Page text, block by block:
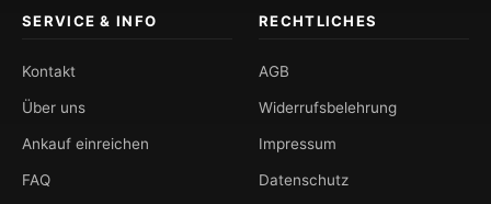
SERVICE & INFO
Kontakt
Über uns
Ankauf einreichen
FAQ
RECHTLICHES
AGB
Widerrufsbelehrung
Impressum
Datenschutz